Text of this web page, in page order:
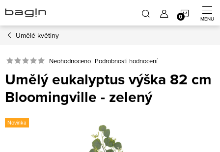
na
obsah
Umělé květiny
Neohodnoceno Podrobnosti hodnocení
Umělý eukalyptus výška 82 cm
Bloomingville - zelený
Novinka